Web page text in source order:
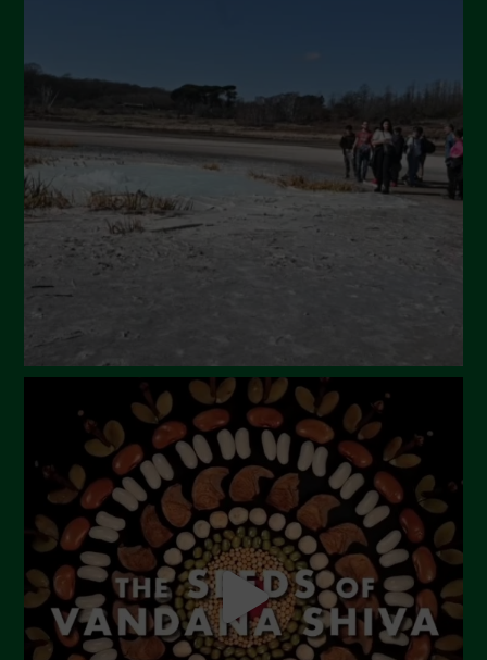
Settembre 2024
Luglio 2024
Maggio 2024
Aprile 2024
Marzo 2024
Febbraio 2024
Ottobre 2023
Settembre 2023
Agosto 2023
Luglio 2023
Giugno 2023
Maggio 2023
Aprile 2023